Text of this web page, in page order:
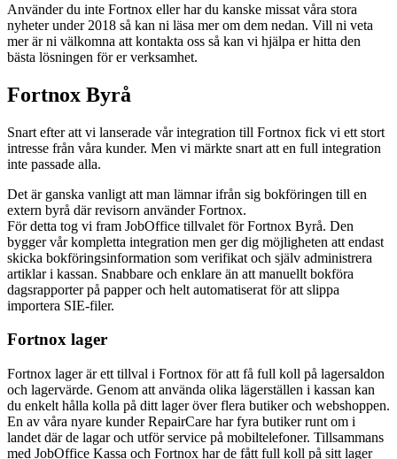
Använder du inte Fortnox eller har du kanske missat våra stora
nyheter under 2018 så kan ni läsa mer om dem nedan. Vill ni veta
mer är ni välkomna att kontakta oss så kan vi hjälpa er hitta den
bästa lösningen för er verksamhet.
Fortnox Byrå
Snart efter att vi lanserade vår integration till Fortnox fick vi ett stort
intresse från våra kunder. Men vi märkte snart att en full integration
inte passade alla.
Det är ganska vanligt att man lämnar ifrån sig bokföringen till en
extern byrå där revisorn använder Fortnox.
För detta tog vi fram JobOffice tillvalet för Fortnox Byrå. Den
bygger vår kompletta integration men ger dig möjligheten att endast
skicka bokföringsinformation som verifikat och själv administrera
artiklar i kassan. Snabbare och enklare än att manuellt bokföra
dagsrapporter på papper och helt automatiserat för att slippa
importera SIE-filer.
Fortnox lager
Fortnox lager är ett tillval i Fortnox för att få full koll på lagersaldon
och lagervärde. Genom att använda olika lägerställen i kassan kan
du enkelt hålla kolla på ditt lager över flera butiker och webshoppen.
En av våra nyare kunder RepairCare har fyra butiker runt om i
landet där de lagar och utför service på mobiltelefoner. Tillsammans
med JobOffice Kassa och Fortnox har de fått full koll på sitt lager